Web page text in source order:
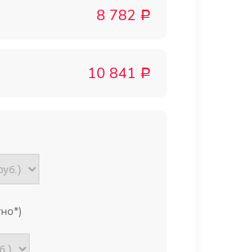
8 782 Р
10 841 Р